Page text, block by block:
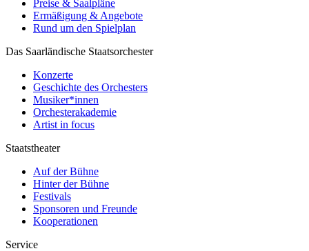
Preise & Saalpläne
Ermäßigung & Angebote
Rund um den Spielplan
Das Saarländische Staatsorchester
Konzerte
Geschichte des Orchesters
Musiker*innen
Orchesterakademie
Artist in focus
Staatstheater
Auf der Bühne
Hinter der Bühne
Festivals
Sponsoren und Freunde
Kooperationen
Service